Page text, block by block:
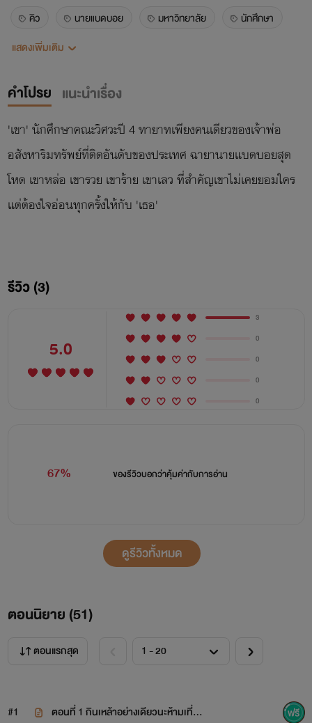
คิว
นายแบดบอย มหาวิทยาลัย
นักศึกษา
วิศวะ
ความรัก
วัยรุ่น
แสดงเพิ่มเติม
คำโปรย แนะนำเรื่อง
'เขา' นักศึกษาคณะวิศวะปี 4 ทายาทเพียงคนเดียวของเจ้าพ่อ
อสังหาริมทรัพย์ที่ติดอันดับของประเทศ ฉายานายแบดบอยสุด
โหด เขาหล่อ เขารวย เขาร้าย เขาเลว ที่สำคัญเขาไม่เคยยอมใคร
แต่ต้องใจอ่อนทุกครั้งให้กับ 'เธอ'
รีวิว (3)
5.0
3
0
0
0
0
67% ของรีวิวบอกว่าคุ้มค่ากับการอ่าน
ดูรีวิวทั้งหมด
ตอนนิยาย (51)
ตอนแรกสุด
#1
ตอนที่ 1 กินเหล้าอย่างเดียวนะห้ามเที่ยว